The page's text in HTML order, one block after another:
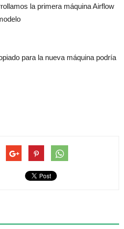
la primera máquina Airflow
para la nueva máquina podría